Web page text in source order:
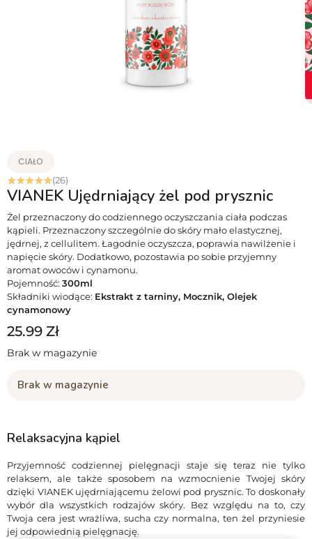
CIAŁO
☆☆☆☆☆(26)
VIANEK Ujędrniający żel pod prysznic
Żel przeznaczony do codziennego oczyszczania ciała podczas
kąpieli. Przeznaczony szczególnie do skóry mało elastycznej,
jędrnej, z cellulitem. Łagodnie oczyszcza, poprawia nawilżenie i
napięcie skóry. Dodatkowo, pozostawia po sobie przyjemny
aromat owoców i cynamonu.
Pojemność: 300ml
Składniki wiodące: Ekstrakt z tarniny, Mocznik, Olejek
cynamonowy
25.99 Zł
Brak w magazynie
Brak w magazynie
Relaksacyjna kąpiel
Przyjemność codziennej pielęgnacji staje się teraz nie tylko
relaksem, ale także sposobem na wzmocnienie Twojej skóry
dzięki VIANEK ujędrniającemu żelowi pod prysznic. To doskonały
wybór dla wszystkich rodzajów skóry. Bez względu na to, czy
Twoja cera jest wrażliwa, sucha czy normalna, ten żel przyniesie
jej odpowiednią pielęgnację.